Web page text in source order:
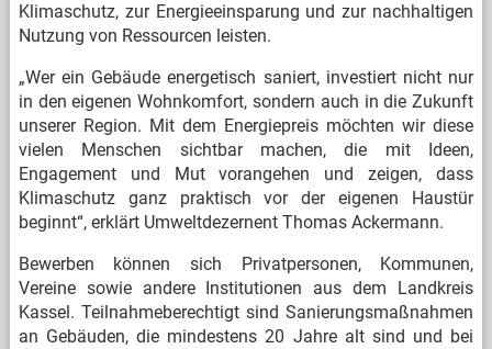
Klimaschutz, zur Energieeinsparung und zur nachhaltigen
Nutzung von Ressourcen leisten.
„Wer ein Gebäude energetisch saniert, investiert nicht nur
in den eigenen Wohnkomfort, sondern auch in die Zukunft
unserer Region. Mit dem Energiepreis möchten wir diese
vielen Menschen sichtbar machen, die mit Ideen,
Engagement und Mut vorangehen und zeigen, dass
Klimaschutz ganz praktisch vor der eigenen Haustür
beginnt“, erklärt Umweltdezernent Thomas Ackermann.
Bewerben können sich Privatpersonen, Kommunen,
Vereine sowie andere Institutionen aus dem Landkreis
Kassel. Teilnahmeberechtigt sind Sanierungsmaßnahmen
an Gebäuden, die mindestens 20 Jahre alt sind und bei